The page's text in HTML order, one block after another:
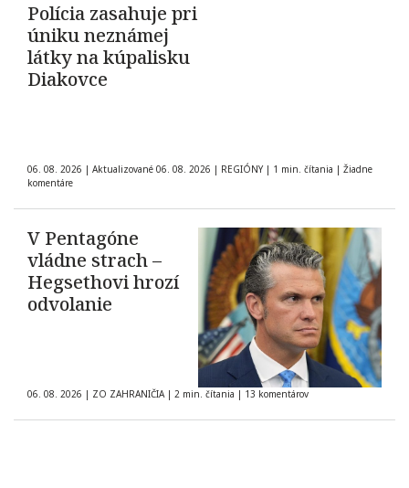
Polícia zasahuje pri
úniku neznámej
látky na kúpalisku
Diakovce
06. 08. 2026 | Aktualizované 06. 08. 2026 | REGIÓNY | 1 min. čítania | Žiadne
komentáre
V Pentagóne
vládne strach –
Hegsethovi hrozí
odvolanie
06. 08. 2026 | ZO ZAHRANIČIA | 2 min. čítania | 13 komentárov